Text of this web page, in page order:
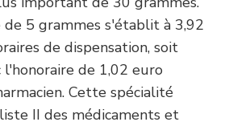
5 grammes s'établit à 3,92
de dispensation, soit
l'honoraire de 1,02 euro
Cette spécialité
II des médicaments et